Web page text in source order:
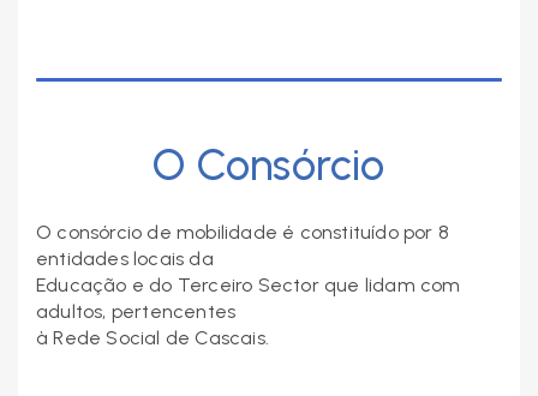
O Consórcio
O consórcio de mobilidade é constituído por 8
entidades locais da
Educação e do Terceiro Sector que lidam com
adultos, pertencentes
à Rede Social de Cascais.